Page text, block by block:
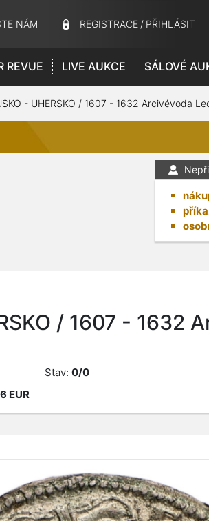
NÁM REGISTRACE / PŘIHLÁSIT
REVUE LIVE AUKCE SÁLOVÉ
- UHERSKO / 1607 - 1632 Arcivévoda
/ 1607 - 1632
Stav: 0/0
EUR